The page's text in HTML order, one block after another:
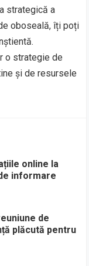
strategică a
oboseală, îți poți
o strategie de
și de resursele
online la
informare
de
plăcută pentru